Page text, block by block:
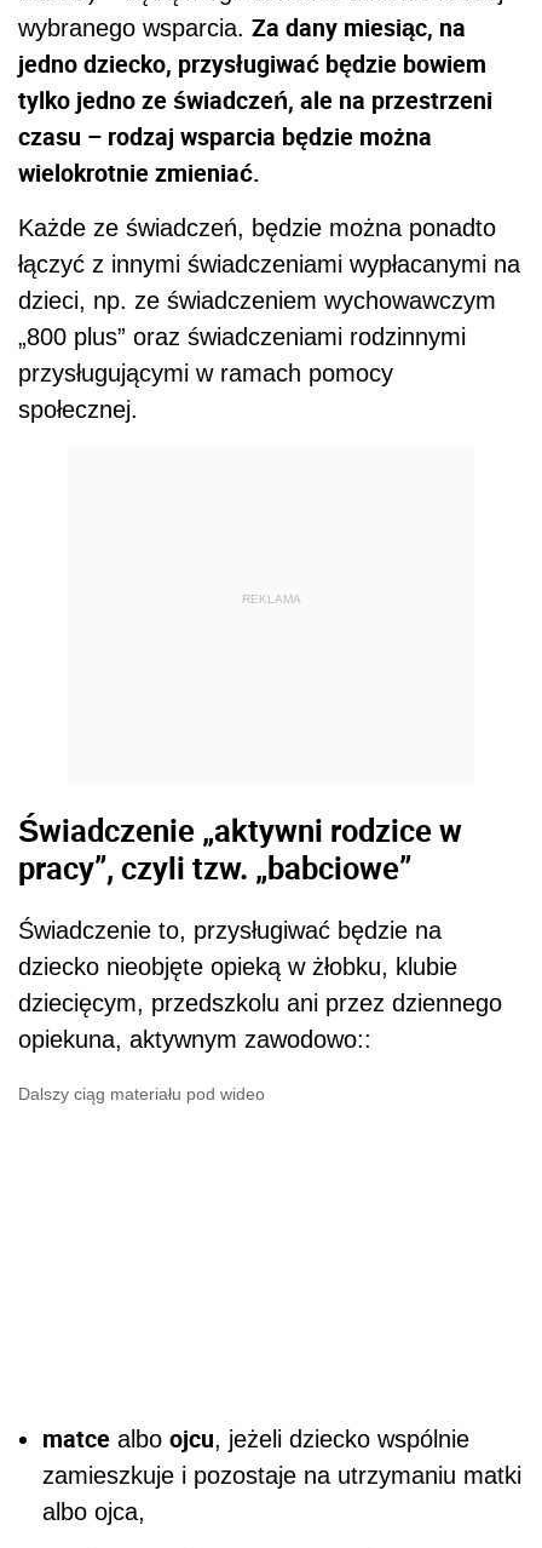
wybranego wsparcia. Za dany miesiąc, na
jedno dziecko, przysługiwać będzie bowiem
tylko jedno ze świadczeń, ale na przestrzeni
czasu – rodzaj wsparcia będzie można
wielokrotnie zmieniać.
Każde ze świadczeń, będzie można ponadto
łączyć z innymi świadczeniami wypłacanymi na
dzieci, np. ze świadczeniem wychowawczym
„800 plus” oraz świadczeniami rodzinnymi
przysługującymi w ramach pomocy
społecznej.
REKLAMA
Świadczenie „aktywni rodzice w
pracy”, czyli tzw. „babciowe”
Świadczenie to, przysługiwać będzie na
dziecko nieobjęte opieką w żłobku, klubie
dziecięcym, przedszkolu ani przez dziennego
opiekuna, aktywnym zawodowo::
Dalszy ciąg materiału pod wideo
matce albo ojcu, jeżeli dziecko wspólnie
zamieszkuje i pozostaje na utrzymaniu matki
albo ojca,